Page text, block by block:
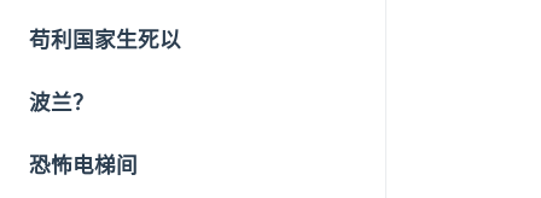
苟利国家生死以
波兰？
恐怖电梯间